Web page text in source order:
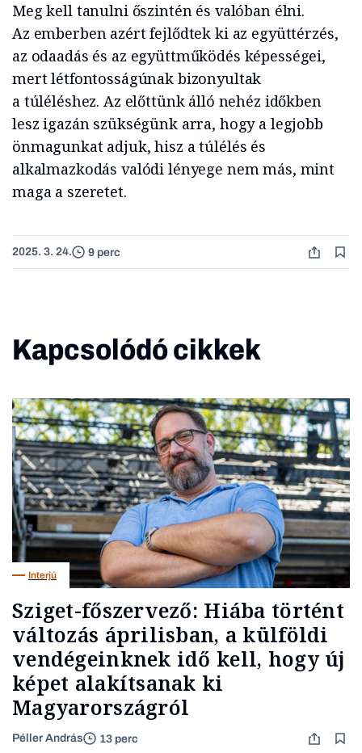
Meg kell tanulni őszintén és valóban élni.
Az emberben azért fejlődtek ki az együttérzés,
az odaadás és az együttműködés képességei,
mert létfontosságúnak bizonyultak
a túléléshez. Az előttünk álló nehéz időkben
lesz igazán szükségünk arra, hogy a legjobb
önmagunkat adjuk, hisz a túlélés és
alkalmazkodás valódi lényege nem más, mint
maga a szeretet.
2025. 3. 24. 9 perc
Kapcsolódó cikkek
Interjú
Sziget-főszervező: Hiába történt
változás áprilisban, a külföldi
vendégeinknek idő kell, hogy új
képet alakítsanak ki
Magyarországról
Péller András 13 perc